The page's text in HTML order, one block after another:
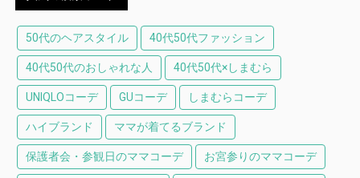
50代のヘアスタイル 40代50代ファッション
40代50代のおしゃれな人 40代50代×しまむら
UNIQLOコーデ GUコーデ しまむらコーデ
ハイブランド ママが着てるブランド
保護者会・参観日のママコーデ お宮参りのママコーデ